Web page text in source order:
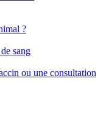
?
sang
ou une consultation